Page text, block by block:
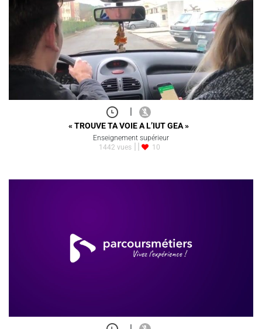
|
« TROUVE TA VOIE A L’IUT GEA »
Enseignement supérieur
1442 vues
10